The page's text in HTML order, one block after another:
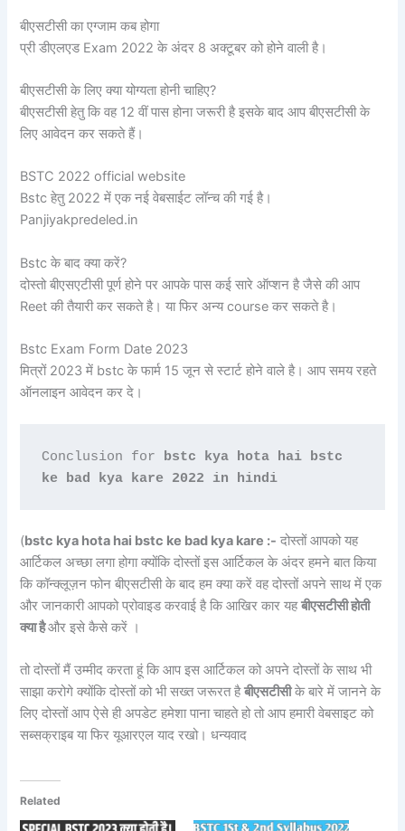
बीएसटीसी का एग्जाम कब होगा
प्री डीएलएड Exam 2022 के अंदर 8 अक्टूबर को होने वाली है।
बीएसटीसी के लिए क्या योग्यता होनी चाहिए?
बीएसटीसी हेतु कि वह 12 वीं पास होना जरूरी है इसके बाद आप बीएसटीसी के
लिए आवेदन कर सकते हैं।
BSTC 2022 official website
Bstc हेतु 2022 में एक नई वेबसाईट लॉन्च की गई है।
Panjiyakpredeled.in
Bstc के बाद क्या करें?
दोस्तो बीएसएटीसी पूर्ण होने पर आपके पास कई सारे ऑप्शन है जैसे की आप
Reet की तैयारी कर सकते है। या फिर अन्य course कर सकते है।
Bstc Exam Form Date 2023
मित्रों 2023 में bstc के फार्म 15 जून से स्टार्ट होने वाले है। आप समय रहते
ऑनलाइन आवेदन कर दे।
Conclusion for
bstc kya hota hai bstc
ke bad kya kare 2022 in hindi
(bstc kya hota hai bstc ke bad kya kare :- दोस्तों आपको यह
आर्टिकल अच्छा लगा होगा क्योंकि दोस्तों इस आर्टिकल के अंदर हमने बात किया
कि कॉन्क्लूज़न फोन बीएसटीसी के बाद हम क्या करें वह दोस्तों अपने साथ में एक
और जानकारी आपको प्रोवाइड करवाई है कि आखिर कार यहबीएसटीसी होती
क्या हैऔर इसे कैसे करें ।
तो दोस्तों मैं उम्मीद करता हूं कि आप इस आर्टिकल को अपने दोस्तों के साथ भी
साझा करोगे क्योंकि दोस्तों को भी सख्त जरूरत हैबीएसटीसीके बारे में जानने के
लिए दोस्तों आप ऐसे ही अपडेट हमेशा पाना चाहते हो तो आप हमारी वेबसाइट को
सब्सक्राइब या फिर यूआरएल याद रखो। धन्यवाद
Related